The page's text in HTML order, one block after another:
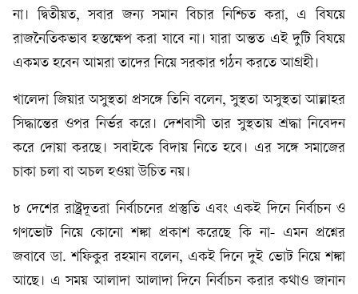
না। দ্বিতীয়ত, সবার জন্য সমান বিচার নিশ্চিত করা, এ বিষয়ে
রাজনৈতিকভাব হস্তক্ষেপ করা যাবে না। যারা অন্তত এই দুটি বিষয়ে
একমত হবেন আমরা তাদের নিয়ে সরকার গঠন করতে আগ্রহী।
খালেদা জিয়ার অসুস্থতা প্রসঙ্গে তিনি বলেন, সুস্থতা অসুস্থতা আল্লাহর
সিদ্ধান্তের ওপর নির্ভর করে। দেশবাসী তার সুস্থতায় শ্রদ্ধা নিবেদন
করে দোয়া করছে। সবাইকে বিদায় নিতে হবে। এর সঙ্গে সমাজের
চাকা চলা বা অচল হওয়া উচিত নয়।
৮ দেশের রাষ্ট্রদূতরা নির্বাচনের প্রস্তুতি এবং একই দিনে নির্বাচন ও
গণভোট নিয়ে কোনো শঙ্কা প্রকাশ করেছে কি না- এমন প্রশ্নের
জবাবে ডা. শফিকুর রহমান বলেন, একই দিনে দুই ভোট নিয়ে শঙ্কা
আছে। এ সময় আলাদা আলাদা দিনে নির্বাচন করার কথাও জানান